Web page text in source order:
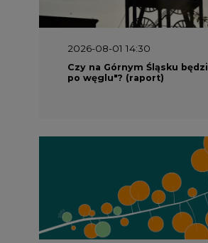
2026-08-01 14:30
Czy na Górnym Śląsku
po węglu"? (raport)